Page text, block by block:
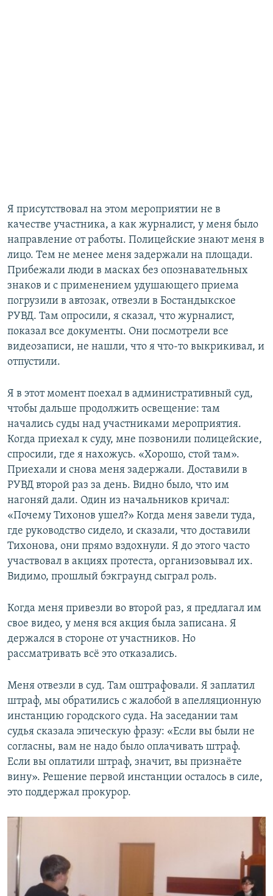
Я присутствовал на этом мероприятии не в
качестве участника, а как журналист, у меня было
направление от работы. Полицейские знают меня в
лицо. Тем не менее меня задержали на площади.
Прибежали люди в масках без опознавательных
знаков и с применением удушающего приема
погрузили в автозак, отвезли в Бостандыкское
РУВД. Там опросили, я сказал, что журналист,
показал все документы. Они посмотрели все
видеозаписи, не нашли, что я что-то выкрикивал, и
отпустили.
Я в этот момент поехал в административный суд,
чтобы дальше продолжить освещение: там
начались суды над участниками мероприятия.
Когда приехал к суду, мне позвонили полицейские,
спросили, где я нахожусь. «Хорошо, стой там».
Приехали и снова меня задержали. Доставили в
РУВД второй раз за день. Видно было, что им
нагоняй дали. Один из начальников кричал:
«Почему Тихонов ушел?» Когда меня завели туда,
где руководство сидело, и сказали, что доставили
Тихонова, они прямо вздохнули. Я до этого часто
участвовал в акциях протеста, организовывал их.
Видимо, прошлый бэкграунд сыграл роль.
Когда меня привезли во второй раз, я предлагал им
свое видео, у меня вся акция была записана. Я
держался в стороне от участников. Но
рассматривать всё это отказались.
Меня отвезли в суд. Там оштрафовали. Я заплатил
штраф, мы обратились с жалобой в апелляционную
инстанцию городского суда. На заседании там
судья сказала эпическую фразу: «Если вы были не
согласны, вам не надо было оплачивать штраф.
Если вы оплатили штраф, значит, вы признаёте
вину». Решение первой инстанции осталось в силе,
это поддержал прокурор.